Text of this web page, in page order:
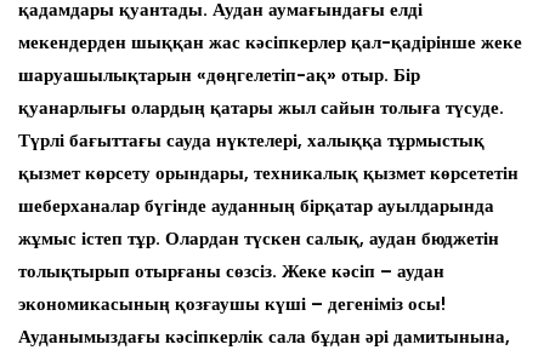
қадамдары қуантады. Аудан аумағындағы елді
мекендерден шыққан жас кәсіпкерлер қал-қадірінше жеке
шаруашылықтарын «дөңгелетіп-ақ» отыр. Бір
қуанарлығы олардың қатары жыл сайын толыға түсуде.
Түрлі бағыттағы сауда нүктелері, халыққа тұрмыстық
қызмет көрсету орындары, техникалық қызмет көрсететін
шеберханалар бүгінде ауданның бірқатар ауылдарында
жұмыс істеп тұр. Олардан түскен салық, аудан бюджетін
толықтырып отырғаны сөзсіз. Жеке кәсіп – аудан
экономикасының қозғаушы күші – дегеніміз осы!
Ауданымыздағы кәсіпкерлік сала бұдан әрі дамитынына,